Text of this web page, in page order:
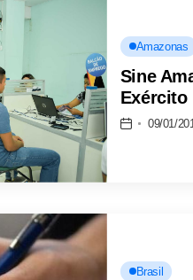
Amazonas
Sine
Exército
09/01/
Brasil